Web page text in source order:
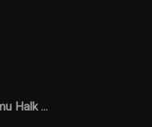
Halk ...